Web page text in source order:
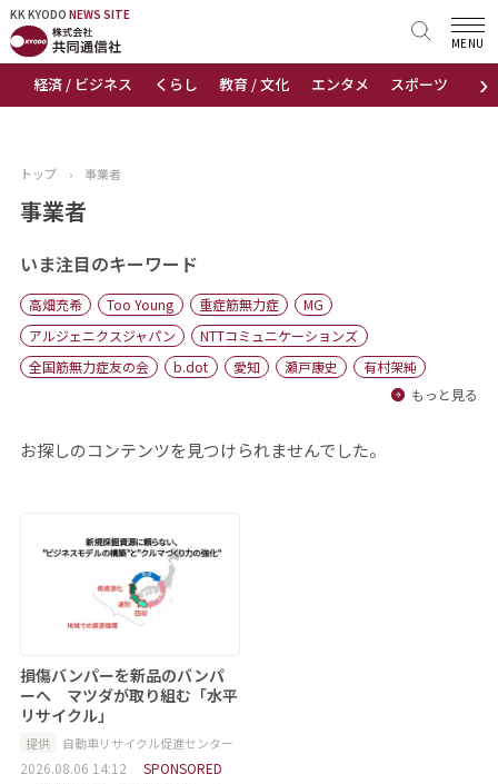
KK KYODO NEWS SITE
›
経済 / ビジネス くらし 教育 / 文化 エンタメ スポーツ 地域
MENU
KK KYODONEWS SITE
トップページ
ニュース
おすすめコンテンツ
出版物
会社概要
トップ › 事業者
事業者
いま注目のキーワード
高畑充希 Too Young 重症筋無力症
MG
アルジェニクスジャパン
NTTコミュニケーションズ
全国筋無力症友の会
b.dot 愛知 瀬戸康史
有村架純
もっと見る
お探しのコンテンツを見つけられませんでした。
損傷バンパーを新品のバンパ
ーへ マツダが取り組む「水平
リサイクル」
提供 自動車リサイクル促進センター
2026.08.06 14:12
SPONSORED